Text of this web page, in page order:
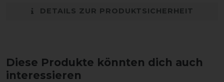
DETAILS ZUR PRODUKTSICHERHEIT
Diese Produkte könnten dich auch
interessieren